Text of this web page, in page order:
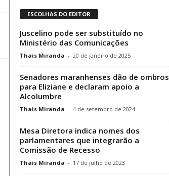
ESCOLHAS DO EDITOR
Juscelino pode ser substituído no
Ministério das Comunicações
Thais Miranda - 20 de janeiro de 2025
Senadores maranhenses dão de ombros
para Eliziane e declaram apoio a
Alcolumbre
Thais Miranda - 4 de setembro de 2024
Mesa Diretora indica nomes dos
parlamentares que integrarão a
Comissão de Recesso
Thais Miranda - 17 de julho de 2023